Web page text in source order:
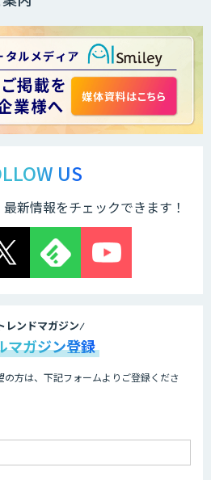
US
新情報をチェックできます！
レンドマガジン
マガジン登録
の方は、下記フォームよりご登録くださ